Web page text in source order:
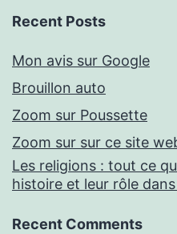
Recent Posts
Mon avis sur Google
Brouillon auto
Zoom sur Poussette
Zoom sur sur ce site
Les religions : tout ce
histoire et leur rôle
Recent Comments